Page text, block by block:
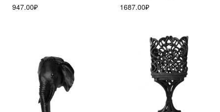
947.00₽
1687.00₽